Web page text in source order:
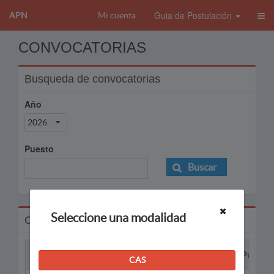
APN Mi cuenta Guia de Postulación
CONVOCATORIAS
Busqueda de convocatorias
Año
2026
Puesto
Buscar
Convocatorias
Puesto
Seleccione una modalidad
CAS